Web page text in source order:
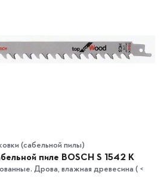
(сабельной пилы)
пиле BOSCH S 1542 K
Дрова, влажная древесина ( <